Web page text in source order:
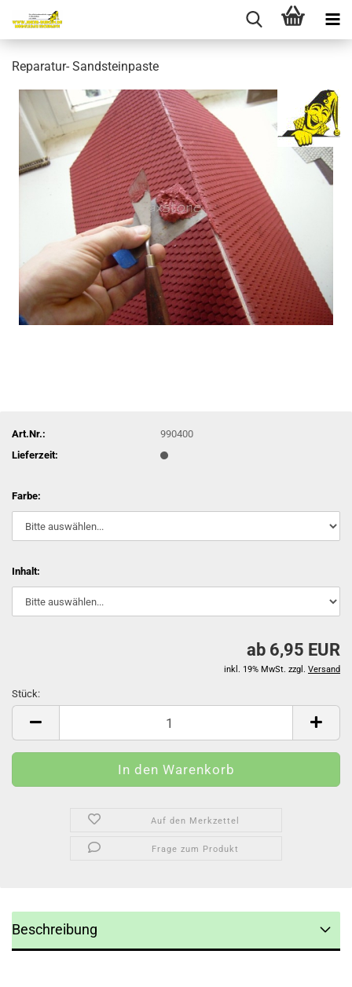
Reparatur- Sandsteinpaste
Art.Nr.:
990400
Lieferzeit:
Farbe:
Inhalt:
ab 6,95 EUR
inkl. 19% MwSt. zzgl. Versand
Stück:
Stück
Auf den Merkzettel
Frage zum Produkt
Beschreibung